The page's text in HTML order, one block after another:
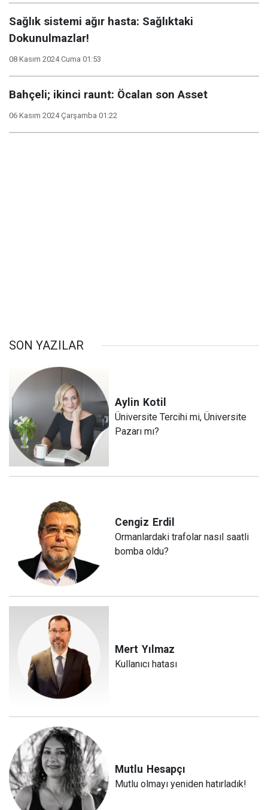
Sağlık sistemi ağır hasta: Sağlıktaki
Dokunulmazlar!
08 Kasım 2024 Cuma 01:53
Bahçeli; ikinci raunt: Öcalan son Asset
06 Kasım 2024 Çarşamba 01:22
SON YAZILAR
Aylin Kotil
Üniversite Tercihi mi, Üniversite
Pazarı mı?
Cengiz Erdil
Ormanlardaki trafolar nasıl saatli
bomba oldu?
Mert Yılmaz
Kullanıcı hatası
Mutlu Hesapçı
Mutlu olmayı yeniden hatırladık!